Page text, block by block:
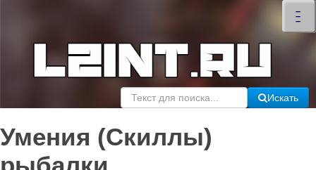
–
–
–
×
Искать
Умения (Скиллы)